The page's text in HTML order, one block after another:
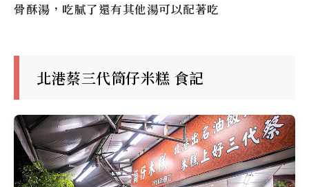
骨酥湯，吃膩了還有其他湯可以配著吃
北港蔡三代筒仔米糕 食記